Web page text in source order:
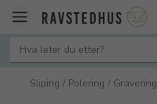
Sliping / Polering / Gravering